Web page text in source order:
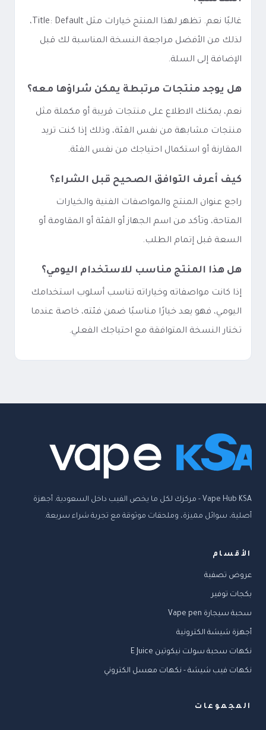
غالبًا نعم. تظهر لهذا المنتج خيارات مثل Title: Default،
لذلك من الأفضل مراجعة النسخة المناسبة لك قبل
الإضافة إلى السلة.
هل يوجد منتجات مرتبطة يمكن شراؤها معه؟
نعم، يمكنك الاطلاع على منتجات قريبة أو مكملة مثل
منتجات مشابهة من نفس الفئة، وذلك إذا كنت تريد
المقارنة أو استكمال احتياجك من نفس الفئة.
كيف أعرف التوافق الصحيح قبل الشراء؟
راجع عنوان المنتج والمواصفات الفنية والخيارات
المتاحة، وتأكد من اسم الجهاز أو الفئة أو المقاومة أو
السعة قبل إتمام الطلب.
هل هذا المنتج مناسب للاستخدام اليومي؟
إذا كانت مواصفاته وخياراته تناسب أسلوب استخدامك
اليومي، فهو يعد خيارًا مناسبًا ضمن فئته، خاصة عندما
تختار النسخة المتوافقة مع احتياجك الفعلي.
Vape Hub KSA - مركزك لكل ما يخص الفيب داخل السعودية. أجهزة
أصلية، سوائل مميزة، وملحقات موثوقة مع تجربة شراء سريعة.
الأقسام
عروض تصفية
بكجات توفير
سحبة سيجارة Vape pen
أجهزة شيشة الكترونية
نكهات سحبة سولت نيكوتين E Juice
نكهات فيب شيشة - نكهات معسل الكتروني
المجموعات